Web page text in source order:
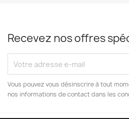
Recevez nos offres
Vous pouvez vous désinscrire à tout
nos informations de contact dans les